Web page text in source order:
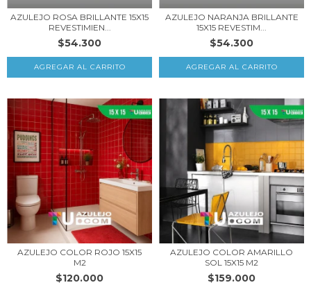
AZULEJO ROSA BRILLANTE 15X15
REVESTIMIEN...
$54.300
AZULEJO NARANJA BRILLANTE
15X15 REVESTIM...
$54.300
AZULEJO COLOR ROJO 15X15
M2
$120.000
AZULEJO COLOR AMARILLO
SOL 15X15 M2
$159.000